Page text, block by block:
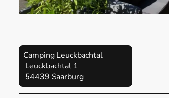
Camping Leuckbachtal
Leuckbachtal 1
54439 Saarburg